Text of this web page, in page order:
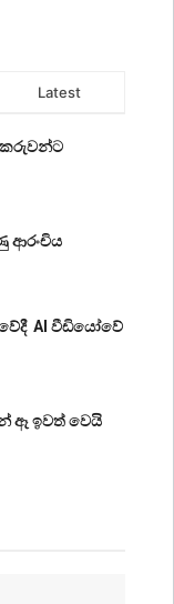
Latest
ආරංචිය
AI වීඩියෝවේ
ඈ ඉවත් වෙයි